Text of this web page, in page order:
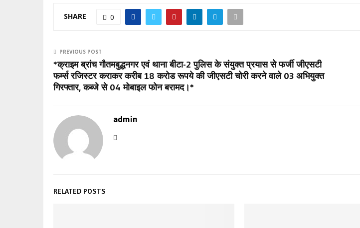
SHARE 0
PREVIOUS POST
*क्राइम ब्रांच गौतमबुद्धनगर एवं थाना बीटा-2 पुलिस के संयुक्त प्रयास से फर्जी जीएसटी
फर्म्स रजिस्टर कराकर करीब 18 करोड रूपये की जीएसटी चोरी करने वाले 03 अभियुक्त
गिरफ्तार, कब्जे से 04 मोबाइल फोन बरामद।*
admin
RELATED POSTS